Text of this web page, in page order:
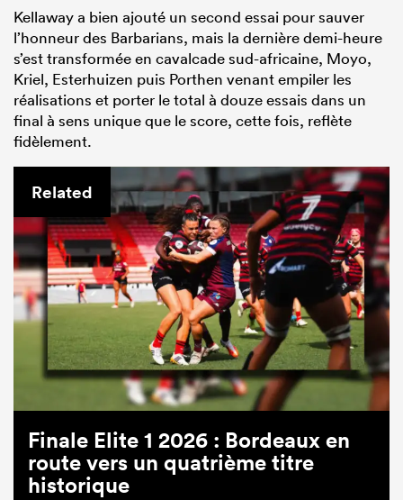
Kellaway a bien ajouté un second essai pour sauver
l’honneur des Barbarians, mais la dernière demi-heure
s’est transformée en cavalcade sud-africaine, Moyo,
Kriel, Esterhuizen puis Porthen venant empiler les
réalisations et porter le total à douze essais dans un
final à sens unique que le score, cette fois, reflète
fidèlement.
Related
Finale Elite 1 2026 : Bordeaux en
route vers un quatrième titre
historique